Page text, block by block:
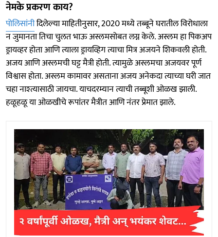
नेमके प्रकरण काय?
पोलिसांनीदिलेल्या माहितीनुसार, 2020 मध्ये तब्बूने घरातील विरोधाला
न जुमानता तिचा चुलत भाऊ अस्लमसोबत लग्न केले. अस्लम हा पिकअप
ड्रायव्हर होता आणि त्याला ड्रायव्हिग त्याचा मित्र अजयने शिकवली होती.
अजय आणि अस्लमची घट्ट मैत्री होती. त्यामुळे अस्लमचा अजयवर पूर्ण
विश्वास होता. अस्लम कामावर असताना अजय अनेकदा त्याच्या घरी जात
चहा नाश्त्यासाठी जायचा. याचदरम्यान त्याची तब्बूशी ओळख झाली.
हळूहळू या ओळखीचे रूपांतर मैत्रीत आणि नंतर प्रेमात झाले.